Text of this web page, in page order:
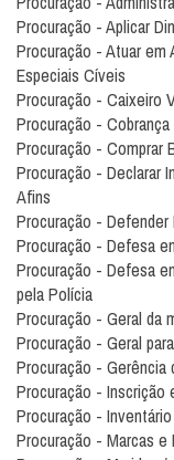
Procuração - Aplicar
Procuração - Atuar em
Especiais Cíveis
Procuração - Caixeiro
Procuração -
Procuração - Comprar
Procuração - Declarar
Afins
Procuração -
Procuração - Defesa
Procuração - Defesa
pela Polícia
Procuração - Geral da
Procuração - Geral
Procuração - Gerência
Procuração - Inscrição
Procuração - Inventário
Procuração - Marcas